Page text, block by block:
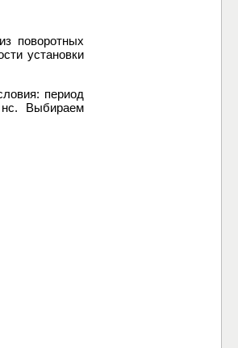
поворотных
установки
период
нс. Выбираем